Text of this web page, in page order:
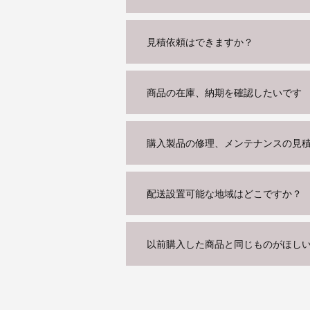
見積依頼はできますか？
商品の在庫、納期を確認したいです
購入製品の修理、メンテナンスの見
配送設置可能な地域はどこですか？
以前購入した商品と同じものがほし